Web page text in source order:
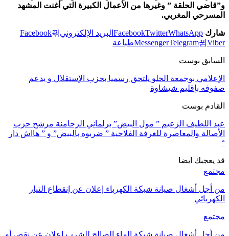
و”قاضي الحلقة ” وغيرها من الأعمال الكبيرة التي أغنت المشهد
المسرحي المغربي.
شارك FacebookTwitterWhatsApp البريد الإلكتروني
Facebook
MessengerTelegram Viber طباعة
السابق بوست
الإعلامي بوجمعة الحلو يلتحق رسميا بحزب الإستقلال و يدعم
صفوفه بإقليم شيشاوة
القادم بوست
عبد اللطيف الزعيم ” مول البيض” برلماني الرحامنة مرشح حزب
الأصالة والمعاصرة للغرفة الفلاحية ” ضربوه بالبيض” و ” هااش دار
“
قد يعجبك ايضا
مجتمع
من أجل أشغال صيانة شبكة الكهرباء إعلان عن إنقطاع التيار
الكهربائي
مجتمع
من أجل أشغال صيانة شبكة الماء الصالح للشرب إعلان عن نقص أو